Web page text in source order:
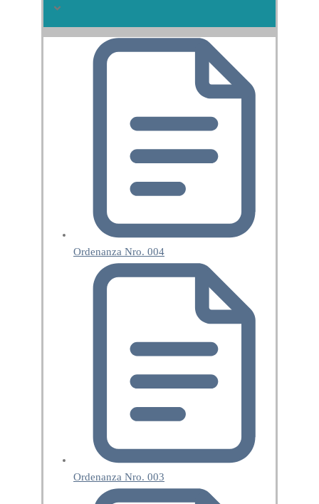
Ordenanza Nro. 004
Ordenanza Nro. 003